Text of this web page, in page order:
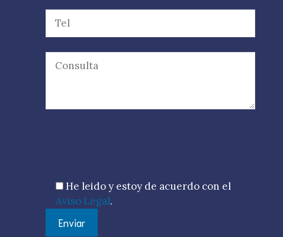
He leido y estoy de acuerdo con el
Aviso Legal.